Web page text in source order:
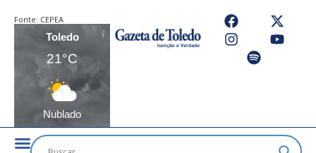
Fonte: CEPEA
Toledo
21°C
Nublado